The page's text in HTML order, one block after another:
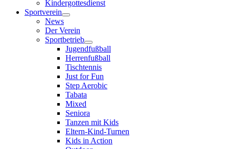
Kindergottesdienst
Sportverein
News
Der Verein
Sportbetrieb
Jugendfußball
Herrenfußball
Tischtennis
Just for Fun
Step Aerobic
Tabata
Mixed
Seniora
Tanzen mit Kids
Eltern-Kind-Turnen
Kids in Action